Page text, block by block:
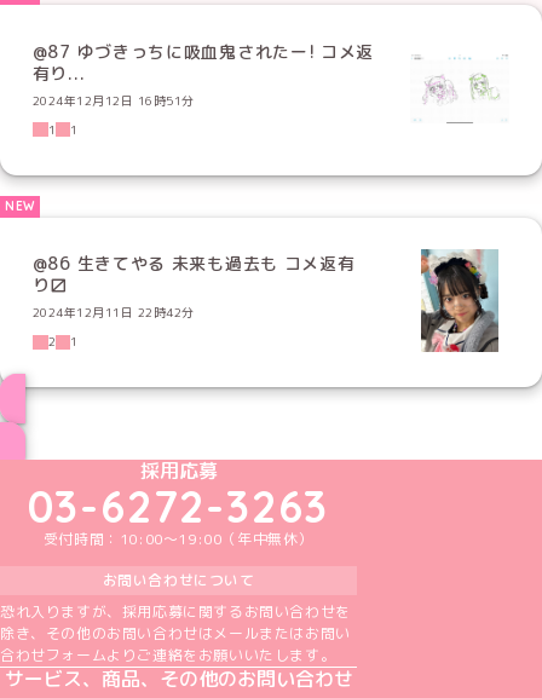
@87 ゆづきっちに吸血鬼されたー! コメ返
有り...
2024年12月12日 16時51分
1
1
@86 生きてやる 未来も過去も コメ返有
り〼
2024年12月11日 22時42分
2
1
めいどりーみんTikTok公式アカウント
めいどりーみんX公式アカウント
めいどりーみんInstagram公式アカウント
めいどりーみんFacebook公式アカウン
めいどりーみんYouTube公式アカ
採用応募
03-6272-3263
受付時間：10:00～19:00（年中無休）
お問い合わせについて
恐れ入りますが、採用応募に関するお問い合わせを
除き、その他のお問い合わせはメールまたはお問い
合わせフォームよりご連絡をお願いいたします。
サービス、商品、その他のお問い合わせ